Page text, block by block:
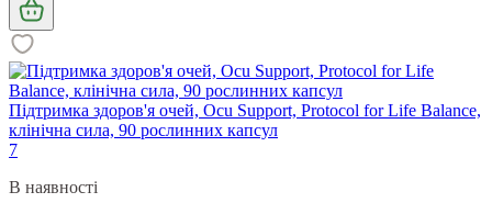
Підтримка здоров'я очей, Ocu Support, Protocol for Life Balance,
клінічна сила, 90 рослинних капсул
7
В наявності